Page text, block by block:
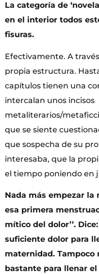
La categoría de
en el interior todos
fisuras.
Efectivamente. A
propia estructura.
capítulos tienen una
intercalan unos incisos
metaliterarios/
que se siente
que sospecha de su
interesaba, que la
el tiempo poniendo en
Nada más empezar la
esa primera
mítico del dolor’’.
suficiente dolor para
maternidad. Tampoco
bastante para llenar